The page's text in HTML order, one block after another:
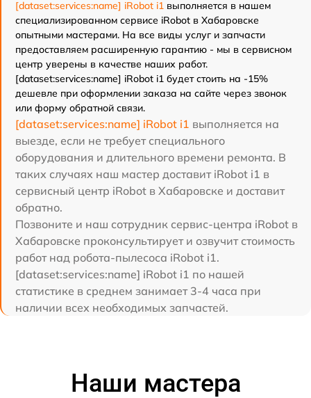
[dataset:services:name] iRobot i1 выполняется в нашем
специализированном сервисе iRobot в Хабаровске
опытными мастерами. На все виды услуг и запчасти
предоставляем расширенную гарантию - мы в сервисном
центр уверены в качестве наших работ.
[dataset:services:name] iRobot i1 будет стоить на -15%
дешевле при оформлении заказа на сайте через звонок
или форму обратной связи.
[dataset:services:name] iRobot i1 выполняется на
выезде, если не требует специального
оборудования и длительного времени ремонта. В
таких случаях наш мастер доставит iRobot i1 в
сервисный центр iRobot в Хабаровске и доставит
обратно.
Позвоните и наш сотрудник сервис-центра iRobot в
Хабаровске проконсультирует и озвучит стоимость
работ над робота-пылесоса iRobot i1.
[dataset:services:name] iRobot i1 по нашей
статистике в среднем занимает 3-4 часа при
наличии всех необходимых запчастей.
Наши мастера